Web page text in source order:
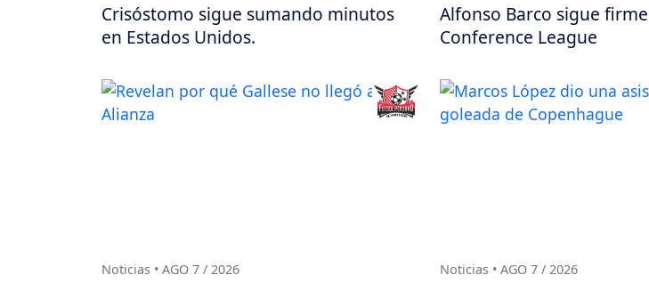
Crisóstomo sigue sumando minutos
en Estados Unidos.
Alfonso Barco sigue
Conference League
Noticias • AGO 7 / 2026 Noticias • AGO 7 / 2026